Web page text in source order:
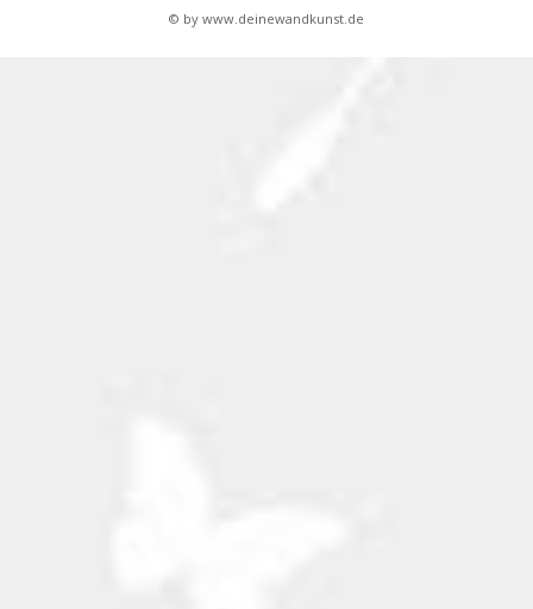
© by www.deinewandkunst.de